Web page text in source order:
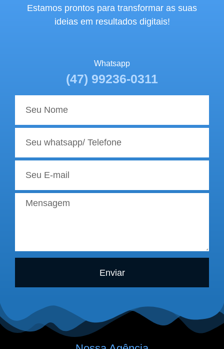
Estamos prontos para transformar as suas
ideias em resultados digitais!
Whatsapp
(47) 99236-0311
Enviar